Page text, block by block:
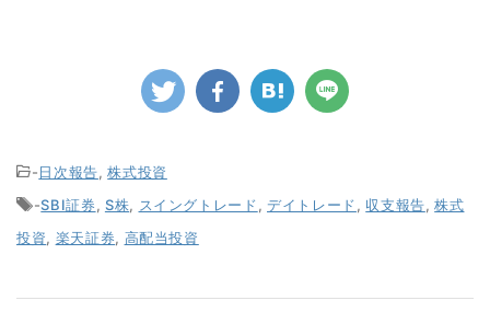
-日次報告,株式投資
-SBI証券, S株, スイングトレード,デイトレード, 収支報告,株式
投資, 楽天証券, 高配当投資